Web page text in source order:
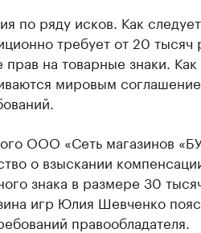
по ряду исков. Как
требует от 20 тысяч
на товарные знаки. Как
мировым
ООО «Сеть магазинов
о взыскании
знака в размере 30
игр Юлия Шевченко
правообладателя.